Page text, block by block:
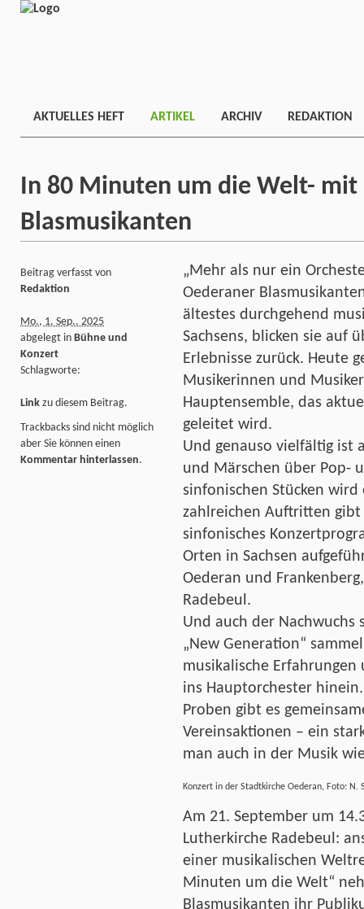
AKTUELLES HEFT ARTIKEL ARCHIV REDAKTION
In 80 Minuten um die Welt- mit
Blasmusikanten
„Mehr als nur ein
Oederaner
ältestes durchgehend
Sachsens, blicken sie auf
Erlebnisse zurück. Heute
Musikerinnen und
Hauptensemble, das
geleitet wird.
Und genauso vielfältig ist
und Märschen über Pop-
sinfonischen Stücken
zahlreichen Auftritten gibt
sinfonisches
Orten in Sachsen
Oederan und
Radebeul.
Und auch der
„New Generation“
musikalische
ins Hauptorchester
Proben gibt es
Vereinsaktionen – ein
man auch in der Musik
Konzert in der Stadtkirche Oederan, Foto: N.
Am 21. September um
Lutherkirche Radebeul:
einer musikalischen
Minuten um die Welt“
Blasmusikanten ihr
Beitrag verfasst von
Redaktion
Mo., 1. Sep.. 2025
abgelegt in Bühne und
Konzert
Schlagworte:
Link zu diesem Beitrag.
Trackbacks sind nicht möglich
aber Sie können einen
Kommentar hinterlassen.